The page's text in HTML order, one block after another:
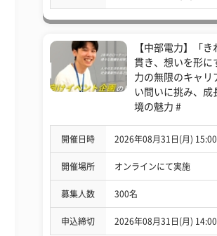
【中部電力】「き
貫き、想いを形に
力の無限のキャリ
い問いに挑み、成
境の魅力 #
開催日時 2026年08月31日(月)
開催場所 オンラインにて実施
募集人数 300名
申込締切 2026年08月31日(月) 14:00